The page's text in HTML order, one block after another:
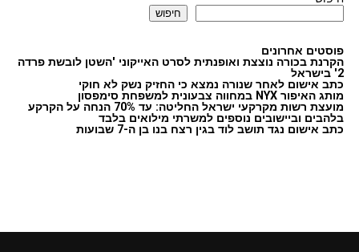
חיפוש
פוסטים אחרונים
הקרנת בכורה נוצצת ואופנתית לסרט האייקוני 'השטן לובשת פרדה
2' בישראל
כתב אישום לאחר שנורה נמצא כי החזיק נשק לא חוקי
מותג האיפור NYX במחווה צבעונית למשפחת סימפסון
מועצת רשות מקרקעי ישראל החליטה: עד 70% הנחה על הקרקע
בלהבים וביישובים נוספים למשרתי מילואים בלבד
כתב אישום נגד תושב לוד בגין רצח בנו בן ה-7 שבועות